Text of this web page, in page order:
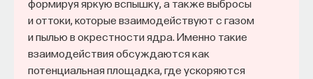
формируя яркую вспышку, а также выбросы
и оттоки, которые взаимодействуют с газом
и пылью в окрестности ядра. Именно такие
взаимодействия обсуждаются как
потенциальная площадка, где ускоряются